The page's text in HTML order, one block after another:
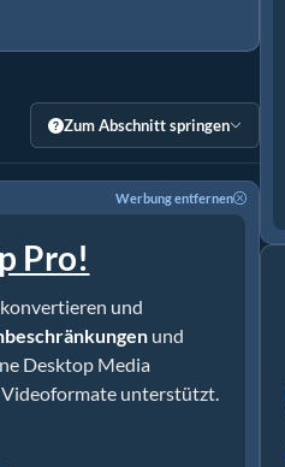
Zum Abschnitt springen
Werbung entfernen
Pro!
und
und
Desktop Media
unterstützt.